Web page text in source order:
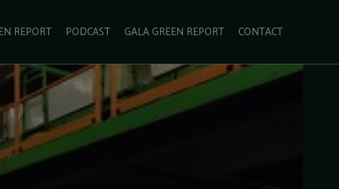
REPORT PODCAST GALA GREEN REPORT CONTACT